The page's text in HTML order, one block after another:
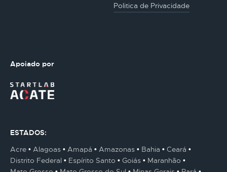
Politica de Privacidade
Apoiado por
ESTADOS:
Acre
Alagoas Amapá Amazonas Bahia
Ceará
Distrito Federal
Espírito Santo Goiás
Maranhão